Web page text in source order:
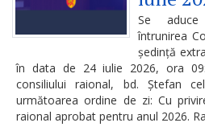
Serviciul
Arhivă
Serviciul
Juridic
Se
întrunirea
ședință
în data de 24 iulie 2026, ora
consiliului raional, bd. Ștefan
următoarea ordine de zi: Cu
raional aprobat pentru anul 2026.